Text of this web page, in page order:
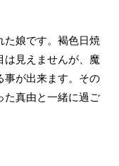
た娘です。褐色日焼
は見えませんが、魔
事が出来ます。その
た真由と一緒に過ご